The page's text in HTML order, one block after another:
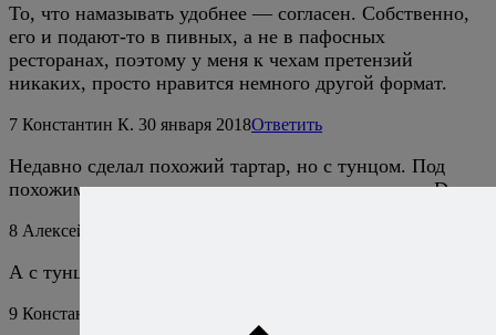
То, что намазывать удобнее — согласен. Собственно,
его и подают-то в пивных, а не в пафосных
ресторанах, поэтому у меня к чехам претензий
никаких, просто нравится немного другой формат.
7 Константин К. 30 января 2018Ответить
Недавно сделал похожий тартар, но с тунцом. Под
похожим имею в виду крем из авокадо и огурец :D
8 Алексей Онегин
А с тунцом в том тартаре что произошло?
9 Константин К.